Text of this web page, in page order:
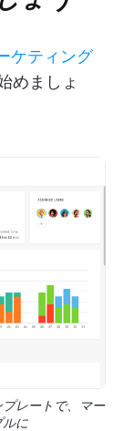
ケティング
めましょ
レートで、マー
ルに